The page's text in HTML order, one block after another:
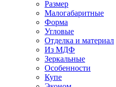
Размер
Малогабаритные
Форма
Угловые
Отделка и материал
Из МДФ
Зеркальные
Особенности
Купе